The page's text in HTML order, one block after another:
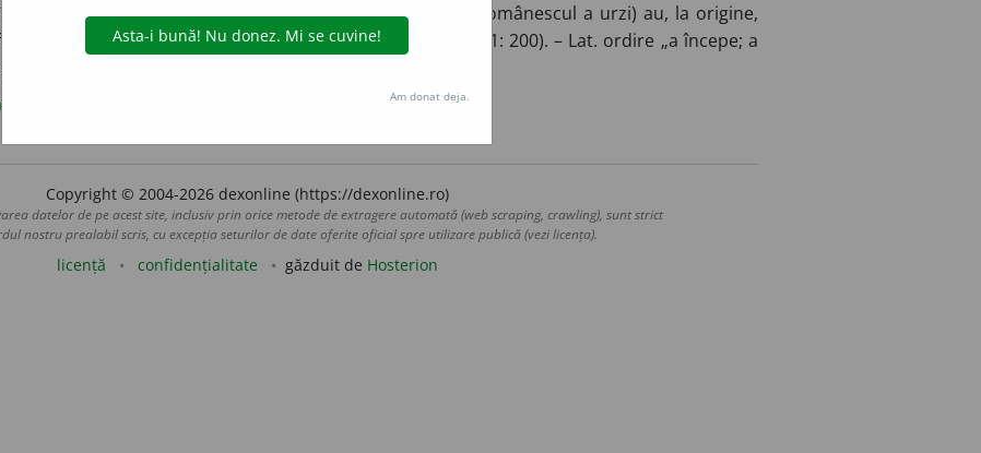
a inaugura> (cf. lat. ordior, exordium, primordia, românescul a urzi) au, la origine,
urzelii pentru a începe o nouă țesătură” (Evseev 2001: 200). – Lat. ordire „a începe; a
cf. it. ordire.
Copyright © 2004-2026 dexonline (https://dexonline.ro)
datelor de pe acest site, inclusiv prin orice metode de extragere automată (web scraping, crawling), sunt strict
nostru prealabil scris, cu excepția seturilor de date oferite oficial spre utilizare publică (vezi licența).
licență confidențialitate găzduit de Hosterion
Am donat deja.